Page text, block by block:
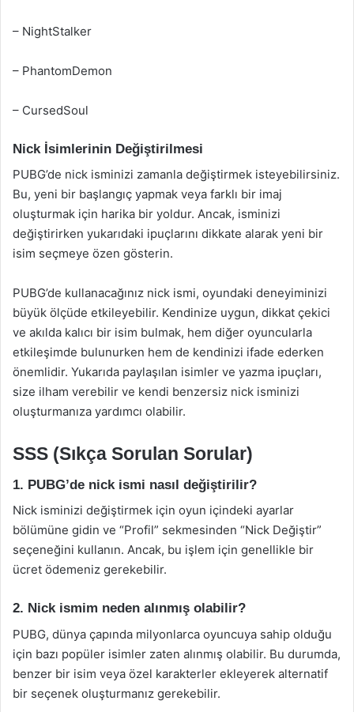
– NightStalker
– PhantomDemon
– CursedSoul
Nick İsimlerinin Değiştirilmesi
PUBG’de nick isminizi zamanla değiştirmek isteyebilirsiniz.
Bu, yeni bir başlangıç yapmak veya farklı bir imaj
oluşturmak için harika bir yoldur. Ancak, isminizi
değiştirirken yukarıdaki ipuçlarını dikkate alarak yeni bir
isim seçmeye özen gösterin.
PUBG’de kullanacağınız nick ismi, oyundaki deneyiminizi
büyük ölçüde etkileyebilir. Kendinize uygun, dikkat çekici
ve akılda kalıcı bir isim bulmak, hem diğer oyuncularla
etkileşimde bulunurken hem de kendinizi ifade ederken
önemlidir. Yukarıda paylaşılan isimler ve yazma ipuçları,
size ilham verebilir ve kendi benzersiz nick isminizi
oluşturmanıza yardımcı olabilir.
SSS (Sıkça Sorulan Sorular)
1. PUBG’de nick ismi nasıl değiştirilir?
Nick isminizi değiştirmek için oyun içindeki ayarlar
bölümüne gidin ve “Profil” sekmesinden “Nick Değiştir”
seçeneğini kullanın. Ancak, bu işlem için genellikle bir
ücret ödemeniz gerekebilir.
2. Nick ismim neden alınmış olabilir?
PUBG, dünya çapında milyonlarca oyuncuya sahip olduğu
için bazı popüler isimler zaten alınmış olabilir. Bu durumda,
benzer bir isim veya özel karakterler ekleyerek alternatif
bir seçenek oluşturmanız gerekebilir.